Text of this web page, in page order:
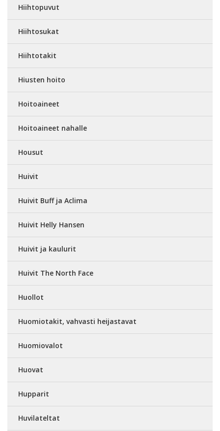
Hiihtopuvut
Hiihtosukat
Hiihtotakit
Hiusten hoito
Hoitoaineet
Hoitoaineet nahalle
Housut
Huivit
Huivit Buff ja Aclima
Huivit Helly Hansen
Huivit ja kaulurit
Huivit The North Face
Huollot
Huomiotakit, vahvasti heijastavat
Huomiovalot
Huovat
Hupparit
Huvilateltat